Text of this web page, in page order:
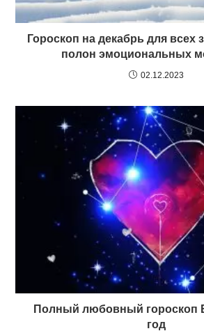
Гороскоп на декабрь для всех
полон эмоциональных
02.12.2023
Полный любовный гороскоп
год